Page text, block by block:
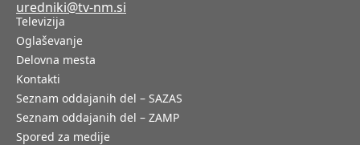
uredniki@tv-nm.si
Televizija
Oglaševanje
Delovna mesta
Kontakti
Seznam oddajanih del – SAZAS
Seznam oddajanih del – ZAMP
Spored za medije